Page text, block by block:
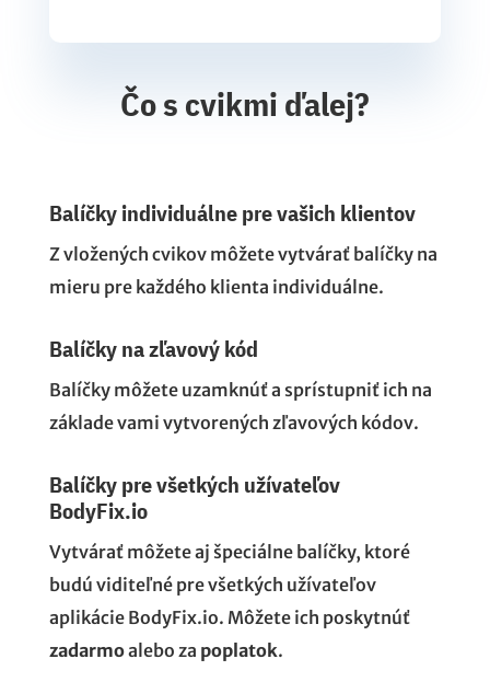
Čo s cvikmi ďalej?
Balíčky individuálne pre vašich klientov
Z vložených cvikov môžete vytvárať balíčky na
mieru pre každého klienta individuálne.
Balíčky na zľavový kód
Balíčky môžete uzamknúť a sprístupniť ich na
základe vami vytvorených zľavových kódov.
Balíčky pre všetkých užívateľov
BodyFix.io
Vytvárať môžete aj špeciálne balíčky, ktoré
budú viditeľné pre všetkých užívateľov
aplikácie BodyFix.io. Môžete ich poskytnúť
zadarmoalebo za poplatok.